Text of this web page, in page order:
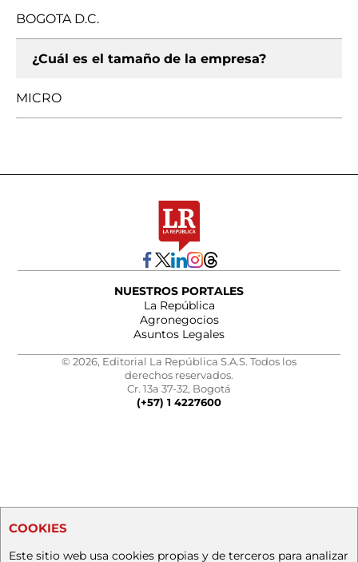
BOGOTA D.C.
¿Cuál es el tamaño de la empresa?
MICRO
NUESTROS PORTALES
La República
Agronegocios
Asuntos Legales
© 2026, Editorial La República S.A.S. Todos los
derechos reservados.
Cr. 13a 37-32, Bogotá
(+57) 1 4227600
COOKIES
Este sitio web usa cookies propias y de terceros para analizar